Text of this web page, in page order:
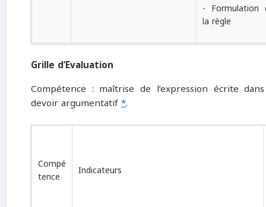
- Formulation
la règle
Grille d’Evaluation
Compétence : maîtrise de l’expression écrite
devoir argumentatif*.
Compé
tence
Indicateurs